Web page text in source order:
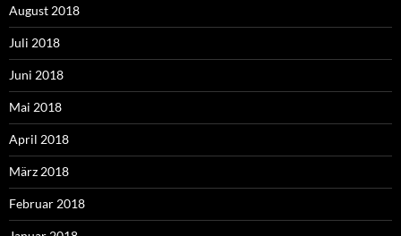
August 2018
Juli 2018
Juni 2018
Mai 2018
April 2018
März 2018
Februar 2018